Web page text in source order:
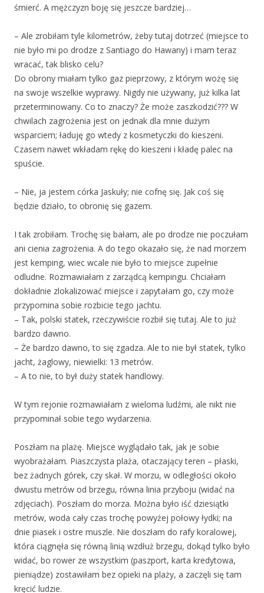
śmierć. A mężczyzn boję się jeszcze bardziej…
– Ale zrobiłam tyle kilometrów, żeby tutaj dotrzeć (miejsce to
nie było mi po drodze z Santiago do Hawany) i mam teraz
wracać, tak blisko celu?
Do obrony miałam tylko gaz pieprzowy, z którym wożę się
na swoje wszelkie wyprawy. Nigdy nie używany, już kilka lat
przeterminowany. Co to znaczy? Że może zaszkodzić??? W
chwilach zagrożenia jest on jednak dla mnie dużym
wsparciem; ładuję go wtedy z kosmetyczki do kieszeni.
Czasem nawet wkładam rękę do kieszeni i kładę palec na
spuście.
– Nie, ja jestem córka Jaskuły; nie cofnę się. Jak coś się
będzie działo, to obronię się gazem.
I tak zrobiłam. Trochę się bałam, ale po drodze nie poczułam
ani cienia zagrożenia. A do tego okazało się, że nad morzem
jest kemping, wiec wcale nie było to miejsce zupełnie
odludne. Rozmawiałam z zarządcą kempingu. Chciałam
dokładnie zlokalizować miejsce i zapytałam go, czy może
przypomina sobie rozbicie tego jachtu.
– Tak, polski statek, rzeczywiście rozbił się tutaj. Ale to już
bardzo dawno.
– Że bardzo dawno, to się zgadza. Ale to nie był statek, tylko
jacht, żaglowy, niewielki: 13 metrów.
– A to nie, to był duży statek handlowy.
W tym rejonie rozmawiałam z wieloma ludźmi, ale nikt nie
przypominał sobie tego wydarzenia.
Poszłam na plażę. Miejsce wyglądało tak, jak je sobie
wyobrażałam. Piaszczysta plaża, otaczający teren – płaski,
bez żadnych górek, czy skał. W morzu, w odległości około
dwustu metrów od brzegu, równa linia przyboju (widać na
zdjęciach). Poszłam do morza. Można było iść dziesiątki
metrów, woda cały czas trochę powyżej połowy łydki; na
dnie piasek i ostre muszle. Nie doszłam do rafy koralowej,
która ciągnęła się równą linią wzdłuż brzegu, dokąd tylko było
widać, bo rower ze wszystkim (paszport, karta kredytowa,
pieniądze) zostawiłam bez opieki na plaży, a zaczęli się tam
kręcić ludzie.